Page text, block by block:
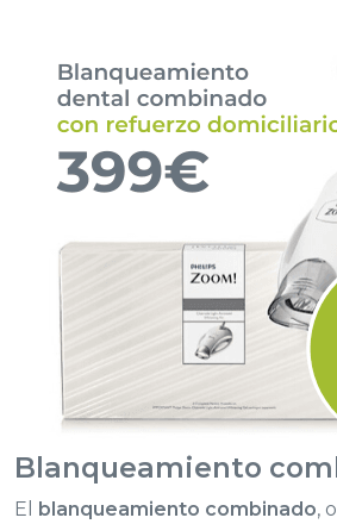
Blanqueamiento
El blanqueamiento combinado, o